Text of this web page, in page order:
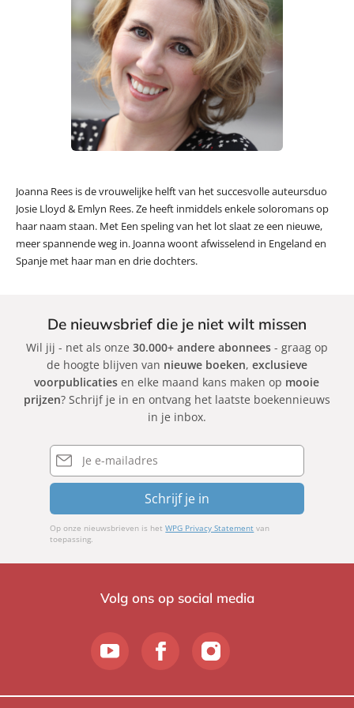
Joanna Rees is de vrouwelijke helft van het succesvolle auteursduo
Josie Lloyd & Emlyn Rees. Ze heeft inmiddels enkele soloromans op
haar naam staan. Met Een speling van het lot slaat ze een nieuwe,
meer spannende weg in. Joanna woont afwisselend in Engeland en
Spanje met haar man en drie dochters.
De nieuwsbrief die je niet wilt missen
Wil jij - net als onze 30.000+ andere abonnees- graag op
de hoogte blijven van nieuwe boeken, exclusieve
voorpublicaties en elke maand kans maken op mooie
prijzen? Schrijf je in en ontvang het laatste boekennieuws
in je inbox.
E-
mailadres
Schrijf je in
Op onze nieuwsbrieven is hetWPG Privacy Statement van
toepassing.
Volg ons op social media